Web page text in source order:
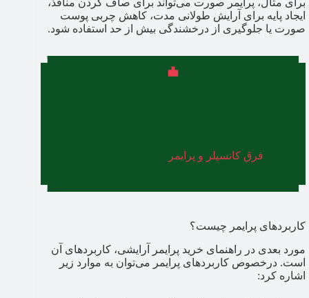
برای مثال، پرایمر صورت می‌تواند برای صاف کردن منافذ،
ایجاد پایه برای آرایش طولانی مدت، کاهش چربی پوست
صورت یا جلوگیری از درخشندگی بیش از حد استفاده شود.
فرق کانسیلر و پرایمر
کاربردهای پرایمر چیست؟
مورد بعدی در راهنمای خرید پرایمر آرایشی، کاربردهای آن
است. درخصوص کاربردهای پرایمر می‌توان به موارد زیر
اشاره کرد: